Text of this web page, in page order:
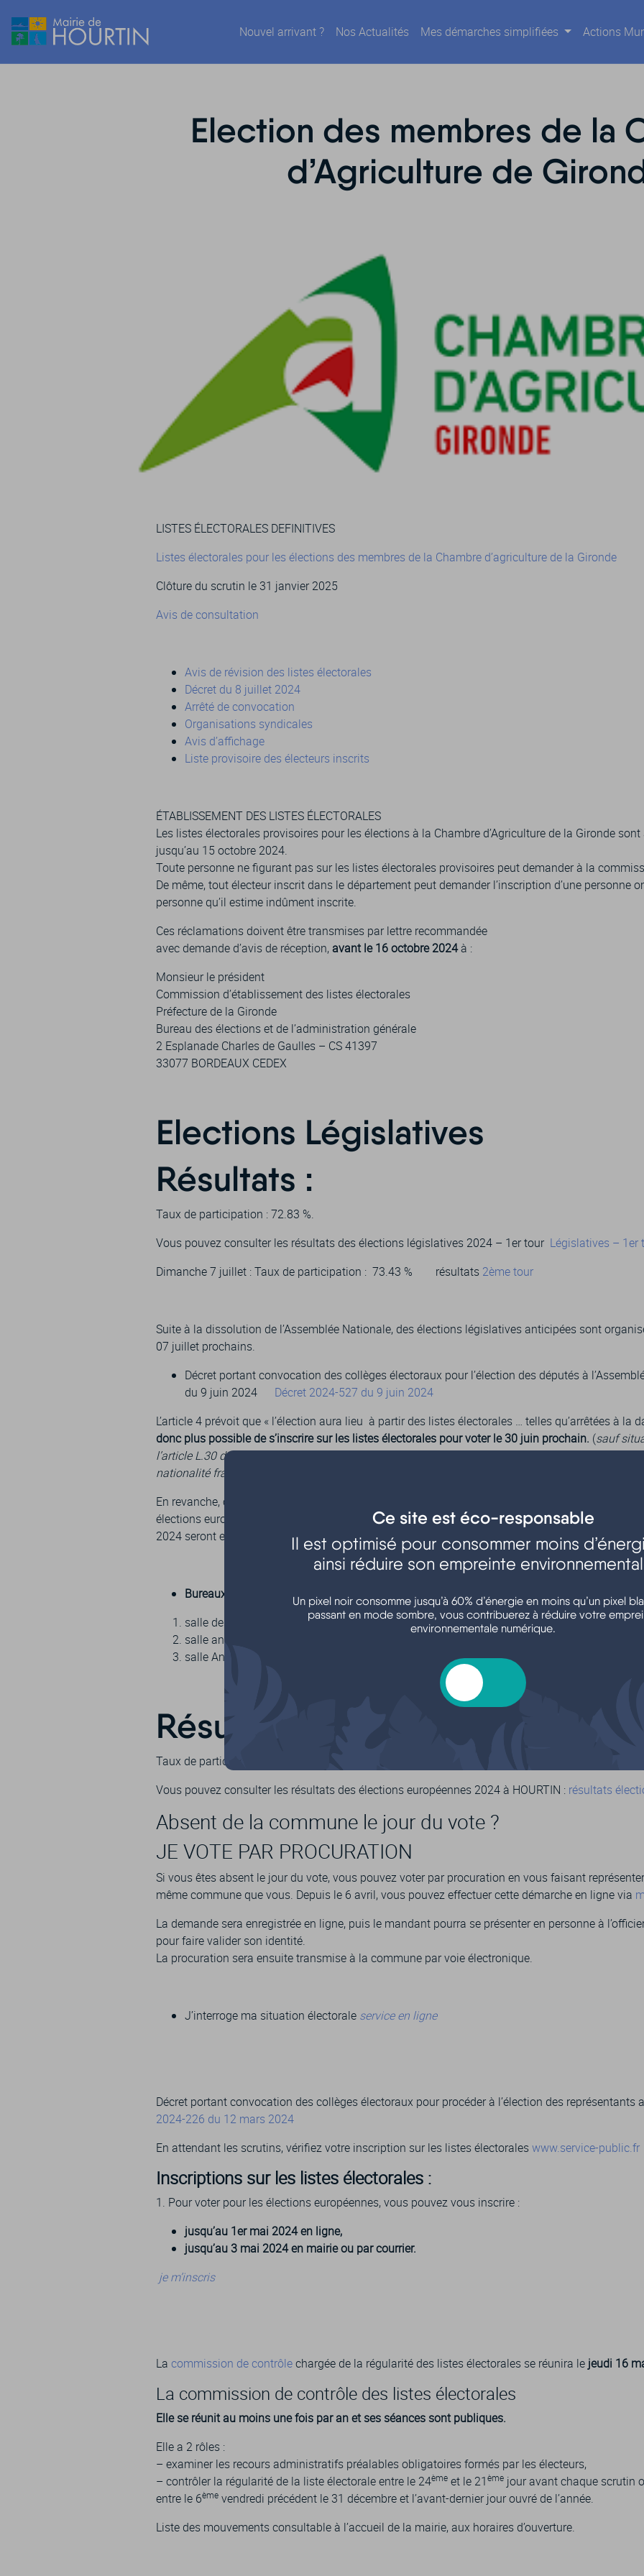
Nouvel arrivant ? Nos Actualités Mes démarches simplifiées Actions
Election des membres de la
d’Agriculture de
LISTES ÉLECTORALES DEFINITIVES
Listes électorales pour les élections des membres de la Chambre d’agriculture de la Gironde
Clôture du scrutin le 31 janvier 2025
Avis de consultation
Avis de révision des listes électorales
Décret du 8 juillet 2024
Arrêté de convocation
Organisations syndicales
Avis d’affichage
Liste provisoire des électeurs inscrits
ÉTABLISSEMENT DES LISTES ÉLECTORALES
Les listes électorales provisoires pour les élections à la Chambre d’Agriculture de la Gironde
jusqu’au 15 octobre 2024.
Toute personne ne figurant pas sur les listes électorales provisoires peut demander à la
De même, tout électeur inscrit dans le département peut demander l’inscription d’une personne
personne qu’il estime indûment inscrite.
Ces réclamations doivent être transmises par lettre recommandée
avec demande d’avis de réception, avant le 16 octobre 2024à :
Monsieur le président
Commission d’établissement des listes électorales
Préfecture de la Gironde
Bureau des élections et de l’administration générale
2 Esplanade Charles de Gaulles – CS 41397
33077 BORDEAUX CEDEX
Elections Législatives
Résultats :
Taux de participation : 72.83 %.
Vous pouvez consulter les résultats des élections législatives 2024 – 1er tour Législatives – 1er
Dimanche 7 juillet : Taux de participation : 73.43 % résultats 2ème tour
Suite à la dissolution de l’Assemblée Nationale, des élections législatives anticipées sont
07 juillet prochains.
Décret portant convocation des collèges électoraux pour l’élection des députés à
du 9 juin 2024 Décret 2024-527 du 9 juin 2024
L’article 4 prévoit que « l’élection aura lieu à partir des listes électorales … telles qu’arrêtées à la
donc plus possible de s’inscrire sur les listes électorales pour voter le 30 juin prochain. (sauf
l’article L.30 du code électoral : jeune de 18 ans sans recensement citoyen, déménagement
nationalité française, droit de vote récemment recouvré)
En revanche, ceux qui s’étaient inscrits sur les listes électorales entre le 3 mai (qui était la date
élections européennes 2024) et le 9 juin (date du décret), mais qui n’avaient pas pu voter pour
2024 seront en mesure de le faire pour ces législatives 2024.
Bureaux de vote ouverts de 8h00 à 18h00
salle des fêtes (à côté du cinéma),
salle annexe (rue de Lachanau parking du cinéma),
salle André Lagune (3e âge) rue Chambrelent.
Résultats :
Taux de participation : 59.58%.
Vous pouvez consulter les résultats des élections européennes 2024 à HOURTIN : résultats
Absent de la commune le jour du vote ?
JE VOTE PAR PROCURATION
Si vous êtes absent le jour du vote, vous pouvez voter par procuration en vous faisant
même commune que vous. Depuis le 6 avril, vous pouvez effectuer cette démarche en ligne via
La demande sera enregistrée en ligne, puis le mandant pourra se présenter en personne à
pour faire valider son identité.
La procuration sera ensuite transmise à la commune par voie électronique.
J’interroge ma situation électorale service en ligne
Décret portant convocation des collèges électoraux pour procéder à l’élection des représentants
2024-226 du 12 mars 2024
En attendant les scrutins, vérifiez votre inscription sur les listes électoraleswww.service-public.fr
Inscriptions sur les listes électorales :
1. Pour voter pour les élections européennes, vous pouvez vous inscrire :
jusqu’au 1er mai 2024 en ligne,
jusqu’au 3 mai 2024 en mairie ou par courrier.
je m’inscris
La commission de contrôlechargée de la régularité des listes électorales se réunira le jeudi 16
La commission de contrôle des listes électorales
Elle se réunit au moins une fois par an et ses séances sont publiques.
Elle a 2 rôles :
– examiner les recours administratifs préalables obligatoires formés par les électeurs,
– contrôler la régularité de la liste électorale entre le 24ème et le 21ème jour avant chaque scrutin
entre le 6ème vendredi précédent le 31 décembre et l’avant-dernier jour ouvré de l’année.
Liste des mouvements consultable à l’accueil de la mairie, aux horaires d’ouverture.
Ce site est éco-responsable
Il est optimisé pour consommer moins
ainsi réduire son empreinte
Un pixel noir consomme jusqu’à 60% d’énergie en moins qu’un pixel
passant en mode sombre, vous contribuerez à réduire votre
environnementale numérique.